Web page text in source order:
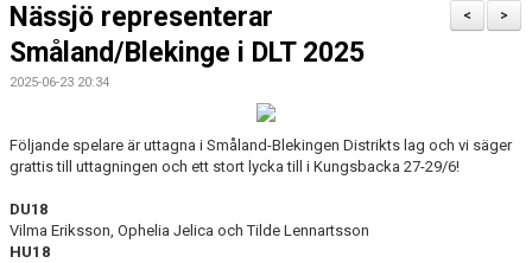
VÅRA LAG/TRÄNARE
UNGDOMSSEKTIONEN
ALF HÅKANSSONS MINNESFOND
>
<
Nässjö representerar
Småland/Blekinge i DLT 2025
2025-06-23 20:34
Följande spelare är uttagna i Småland-Blekingen Distrikts lag och vi säger
grattis till uttagningen och ett stort lycka till i Kungsbacka 27-29/6!
DU18
Vilma Eriksson, Ophelia Jelica och Tilde Lennartsson
HU18